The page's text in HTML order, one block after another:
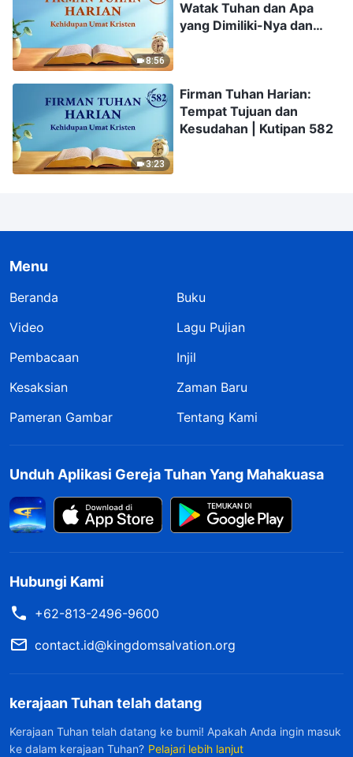
8:56
Watak Tuhan dan Apa
yang Dimiliki-Nya dan
3:23
Firman Tuhan Harian:
Tempat Tujuan dan
Kesudahan | Kutipan 582
Menu
Beranda
Buku
Video
Lagu Pujian
Pembacaan
Injil
Kesaksian
Zaman Baru
Pameran Gambar
Tentang Kami
Unduh Aplikasi Gereja Tuhan Yang Mahakuasa
Hubungi Kami
+62-813-2496-9600
contact.id@kingdomsalvation.org
kerajaan Tuhan telah datang
Kerajaan Tuhan telah datang ke bumi! Apakah Anda ingin masuk
ke dalam kerajaan Tuhan? Pelajari lebih lanjut